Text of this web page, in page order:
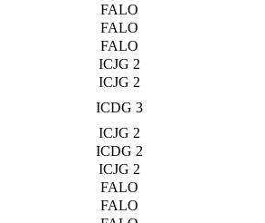
FALO
FALO
FALO
ICJG 2
ICJG 2
ICDG 3
ICJG 2
ICDG 2
ICJG 2
FALO
FALO